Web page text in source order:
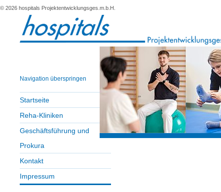
Navigation überspringen
Startseite
Reha-Kliniken
Geschäftsführung und
Prokura
Kontakt
Impressum
© 2026 hospitals Projektentwicklungsges.m.b.H.